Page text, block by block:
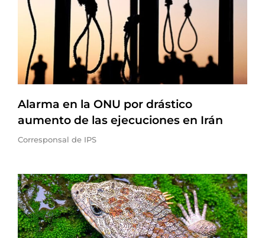
Alarma en la ONU por drástico
aumento de las ejecuciones en Irán
Corresponsal de IPS